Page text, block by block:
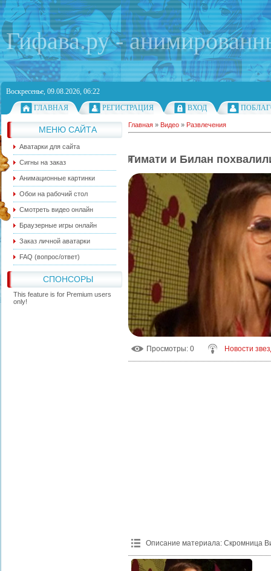
Гифава.ру -
Воскресенье, 09.08.2026, 06:22
ГЛАВНАЯ
РЕГИСТРАЦИЯ ВХОД
МЕНЮ САЙТА
Аватарки для сайта
Сигны на заказ
Анимационные картинки
Обои на рабочий стол
Смотреть видео онлайн
Браузерные игры онлайн
Заказ личной аватарки
FAQ (вопрос/ответ)
СПОНСОРЫ
This feature is for Premium users
only!
Главная » Видео » Развлечения
Тимати и Билан
Просмотры: 0 Новости
Описание материала: Скромница